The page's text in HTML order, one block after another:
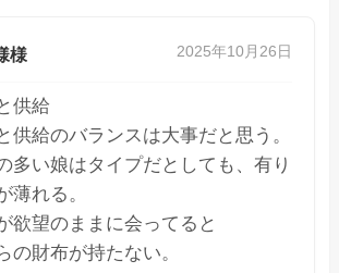
様 2025年10月26日
供給
供給のバランスは大事だと思う。
多い娘はタイプだとしても、有り
薄れる。
欲望のままに会ってると
の財布が持たない。